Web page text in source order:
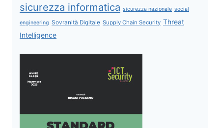
sicurezza informatica sicurezza nazionale social
engineering Sovranità Digitale Supply Chain Security Threat
Intelligence